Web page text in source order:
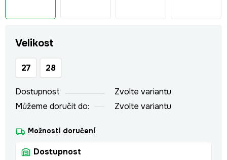
Velikost
27 28
Dostupnost
Zvolte variantu
Můžeme doručit do:
Zvolte variantu
Možnosti doručení
Dostupnost